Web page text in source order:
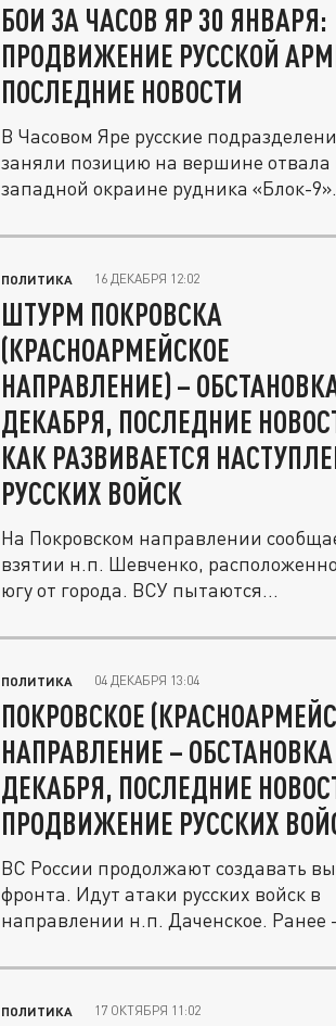
БОИ ЗА ЧАСОВ ЯР 30 ЯНВАРЯ:
ПРОДВИЖЕНИЕ РУССКОЙ
ПОСЛЕДНИЕ НОВОСТИ
В Часовом Яре русские
заняли позицию на вершине отвала
западной окраине рудника «Блок-
ПОЛИТИКА 16 ДЕКАБРЯ 12:02
ШТУРМ ПОКРОВСКА
(КРАСНОАРМЕЙСКОЕ
НАПРАВЛЕНИЕ) –
ДЕКАБРЯ, ПОСЛЕДНИЕ
КАК РАЗВИВАЕТСЯ
РУССКИХ ВОЙСК
На Покровском направлении
взятии н.п. Шевченко,
югу от города. ВСУ пытаются...
ПОЛИТИКА 04 ДЕКАБРЯ 13:04
ПОКРОВСКОЕ
НАПРАВЛЕНИЕ – ОБСТАНОВКА
ДЕКАБРЯ, ПОСЛЕДНИЕ
ПРОДВИЖЕНИЕ РУССКИХ
ВС России продолжают создавать
фронта. Идут атаки русских войск в
направлении н.п. Даченское. Ранее
ПОЛИТИКА 17 ОКТЯБРЯ 11:02